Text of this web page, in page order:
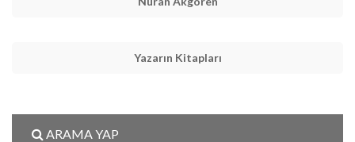
Yazarın Kitapları
ARAMA YAP